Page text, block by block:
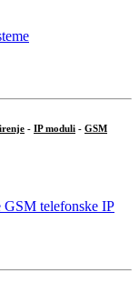
- IP moduli - GSM